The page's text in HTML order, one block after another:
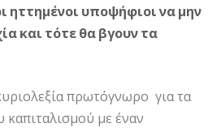
ηττημένοι υποψήφιοι να μην
και τότε θα βγουν τα
πρωτόγνωρο για τα
με έναν